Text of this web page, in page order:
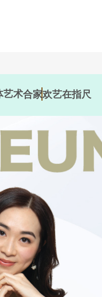
艺术合家欢艺在指尺